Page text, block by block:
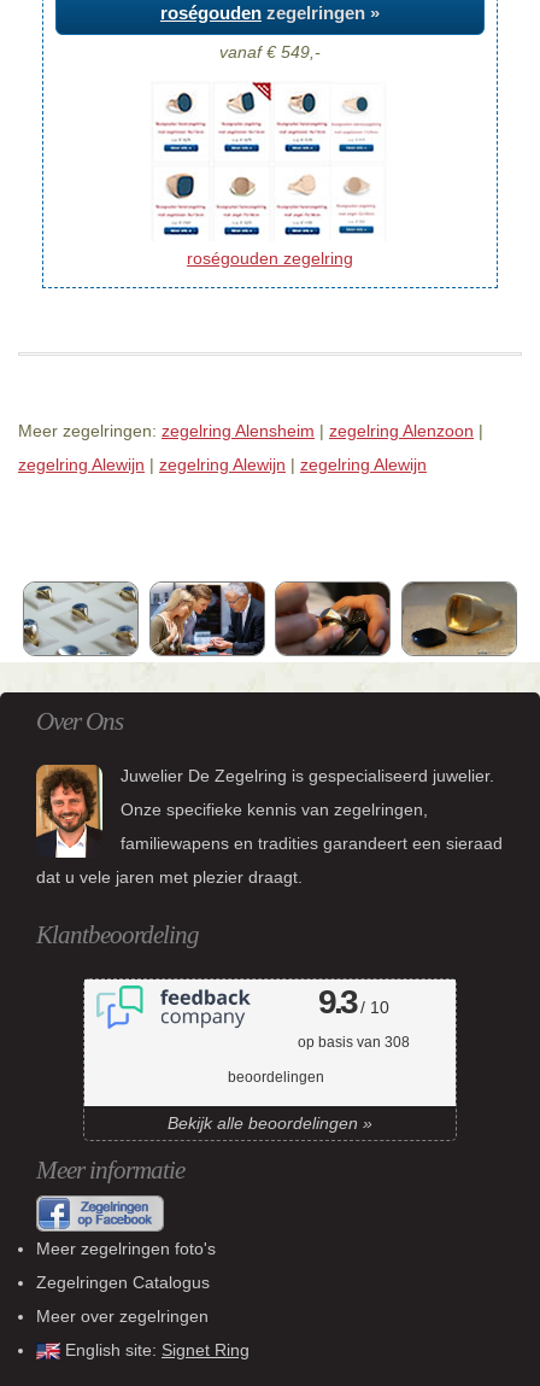
roségouden zegelringen »
vanaf € 549,-
roségouden zegelring
Meer zegelringen: zegelring Alensheim | zegelring Alenzoon |
zegelring Alewijn | zegelring Alewijn | zegelring Alewijn
Over Ons
Juwelier De Zegelring is gespecialiseerd juwelier.
Onze specifieke kennis van zegelringen,
familiewapens en tradities garandeert een sieraad
dat u vele jaren met plezier draagt.
Klantbeoordeling
9.3/ 10
op basis van 308
beoordelingen
Bekijk alle beoordelingen »
Meer informatie
Meer zegelringen foto's
Zegelringen Catalogus
Meer over zegelringen
English site: Signet Ring